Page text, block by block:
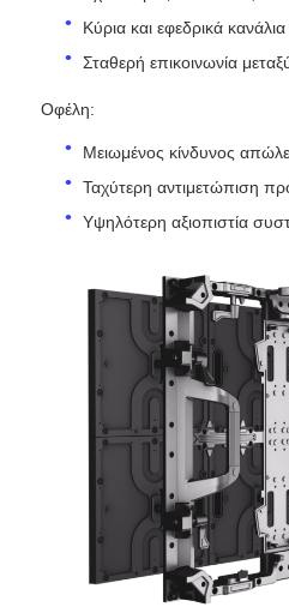
Κύρια και εφεδρικά
Σταθερή επικοινωνία
Οφέλη:
Μειωμένος κίνδυνος
Ταχύτερη αντιμετώπιση
Υψηλότερη αξιοπιστία